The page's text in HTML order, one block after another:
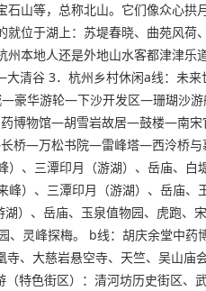
山等，总称北山。它们像众心拱
位于湖上：苏堤春晓、曲苑风荷
本地人还是外地山水客都津津乐
清谷 3．杭州乡村休闲a线：未
豪华游轮—下沙开发区—珊瑚沙
博物馆—胡雪岩故居—鼓楼—南
桥—万松书院—雷峰塔—西泠桥
、三潭印月（游湖）、岳庙、白
）、三潭印月（游湖）、岳庙、
）、岳庙、玉泉值物园、虎跑、
灵峰探梅。 b线：胡庆余堂中药
、大慈岩悬空寺、天竺、吴山庙
特色街区）：清河坊历史街区、